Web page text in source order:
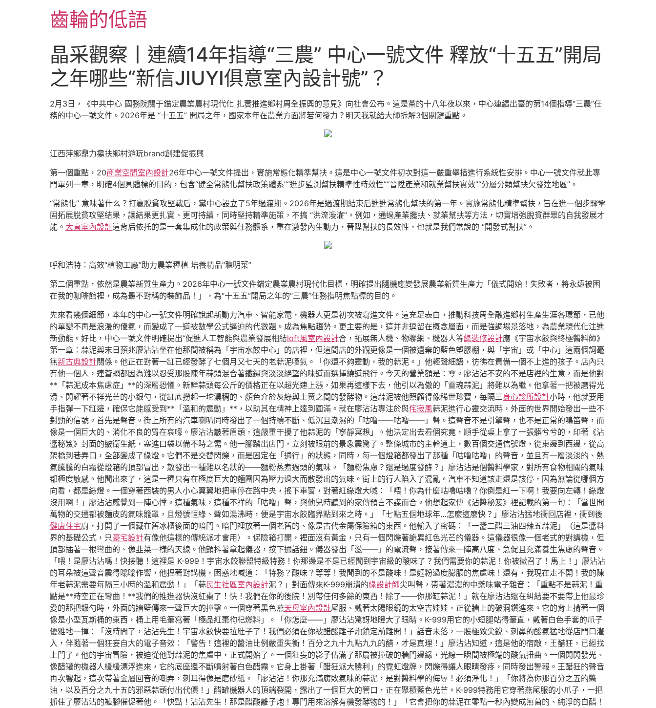
齒輪的低語
晶采觀察丨連續14年指導“三農” 中心一號文件 釋放“十五五”開局
之年哪些“新信JIUYI俱意室內設計號”？
2月3日，《中共中心 國務院關于錨定農業農村現代化 扎實推進鄉村周全振興的意見》向社會公布。這是黨的十八年夜以來，中心連續出臺的第14個指導“三農”任
務的中心一號文件。2026年是 “十五五” 開局之年，國家本年在農業方面將若何發力？明天我就給大師拆解3個關鍵重點。
江西萍鄉鼎力攙扶鄉村游玩brand創建促振興
第一個重點，20商業空間室內設計26年中心一號文件提出，實施常態化精準幫扶。這是中心一號文件初次對這一嚴重舉措進行系統性安排。中心一號文件就此專
門單列一章，明確4個具體標的目的，包含“健全常態化幫扶政策體系”“進步監測幫扶精準性時效性”“晉陞產業和就業幫扶實效”“分層分類幫扶欠發達地區”。
“常態化” 意味著什么？打贏脫貧攻堅戰后，黨中心設立了5年過渡期。2026年是過渡期結束后進進常態化幫扶的第一年。實施常態化精準幫扶，旨在進一個步驟鞏
固拓展脫貧攻堅結果，讓結果更扎實、更可持續，同時堅持精準施策，不搞 “洪流漫灌”。例如，通過產業攙扶、就業幫扶等方法，切實增強脫貧群眾的自我發展才
能。 大直室內設計這背后依托的是一套集成化的政策與任務體系，重在激發內生動力，晉陞幫扶的長效性，也就是我們常說的 “開發式幫扶”。
呼和浩特：高效“植物工廠”助力農業種植 培養精品“聰明菜”
第二個重點，依然是農業新質生產力。2026年中心一號文件錨定農業農村現代化目標，明確提出隨機應變發展農業新質生產力「儀式開始！失敗者，將永遠被困
在我的咖啡館裡，成為最不對稱的裝飾品！」，為“十五五”開局之年的“三農”任務指明焦點標的目的。
先來看幾個細節，本年的中心一號文件明確說起新動力汽車、智能家電，機器人更是初次被寫進文件。這充足表白，推動科技周全融進鄉村生產生涯各環節，已他
的單戀不再是浪漫的傻氣，而變成了一道被數學公式逼迫的代數題。成為焦點趨勢。更主要的是，這并非逗留在概念層面，而是強調場景落地，為農業現代化注進
新動能。好比，中心一號文件明確提出“促進人工智能與農業發展相結loft風室內設計合，拓展無人機、物聯網、機器人等綠裝修設計應《宇宙水餃與終極醬料師》
第一章：蒜泥與末日預兆廖沾沾坐在他那間被稱為「宇宙水餃中心」的店裡，但這間店的外觀更像是一個被遺棄的藍色塑膠棚，與「宇宙」或「中心」這兩個詞毫
無新古典設計關係。他正在對著一缸已經發酵了七個月又七天的老蒜泥嘆氣。「你還不夠靈動，我的蒜泥。」他輕聲細語，彷彿在責備一個不上進的孩子。店內只
有他一個人，連蒼蠅都因為難以忍受那股陳年蒜頭混合著鐵鏽與淡淡絕望的味道而選擇繞道飛行。今天的營業額是：零。廖沾沾不安的不是店裡的生意，而是他對
**「蒜泥成本焦慮症」**的深層恐懼。新鮮蒜頭每公斤的價格正在以超光速上漲，如果再這樣下去，他引以為傲的「靈魂蒜泥」將難以為繼。他拿著一把被磨得光
滑、閃耀著不祥光芒的小銀勺，從缸底撈起一坨濃稠的、顏色介於灰綠與土黃之間的發酵物。這蒜泥被他照顧得像稀世珍寶，每隔三身心診所設計小時，他就要用
手指彈一下缸邊，確保它能感受到**「溫和的震動」**，以助其在精神上達到圓滿。就在廖沾沾專注於與侘寂風蒜泥進行心靈交流時，外面的世界開始發出一些不
對勁的信號。首先是聲音。街上所有的汽車喇叭同時發出了一個持續不斷、低沉且潮濕的「咕嚕——咕嚕——」聲。這聲音不是引擎聲，也不是正常的鳴笛聲，而
像是一個巨大的、消化不良的胃在哀嚎。廖沾沾皺著眉頭，這嚴重干擾了他蒜泥的「寧靜冥想」。他決定出去看個究竟，順手從桌上拿了一張髒兮兮的，印著《沾
醬秘笈》封面的皺衛生紙，塞進口袋以備不時之需。他一腳踏出店門，立刻被眼前的景象震驚了。整條城市的主幹道上，數百個交通信號燈，從東邊到西邊，從高
架橋到巷弄口，全部變成了綠燈。它們不是交替閃爍，而是固定在「通行」的狀態，同時，每一個燈箱都發出了那種「咕嚕咕嚕」的聲音，並且有一層淡淡的、熱
氣騰騰的白霧從燈箱的頂部冒出，散發出一種難以名狀的——麵粉蒸煮過頭的氣味。「麵粉焦慮？還是過度發酵？」廖沾沾是個醬料學家，對所有食物相關的氣味
都極度敏感。他聞出來了，這是一種只有在極度巨大的麵團因為壓力過大而散發出的氣味。街上的行人陷入了混亂。汽車不知道該走還是該停，因為無論從哪個方
向看，都是綠燈。一個穿著西裝的男人小心翼翼地把車停在路中央，搖下車窗，對著紅綠燈大喊：「喂！你為什麼咕嚕咕嚕？你倒是紅一下啊！我要向左轉！綠燈
沒用啊！」廖沾沾感覺到一陣心悸。這種氣味，這種不祥的「咕嚕」聲，與他兒時聽到的家傳預言不謀而合。他想起家傳《沾醬秘笈》裡記載的第一句：「當世間
萬物的交通都被麵皮的氣味籠罩，且燈號恒綠、聲如湯沸時，便是宇宙水餃臨界點到來之時。」「七點五個地球年…怎麼這麼快？」廖沾沾猛地衝回店裡，衝到後
健康住宅廚，打開了一個藏在舊冰櫃後面的暗門。暗門裡放著一個老舊的、像是古代金屬保險箱的東西。他輸入了密碼：「一醬二醋三油四辣五蒜泥」（這是醬料
界的基礎公式，只豪宅設計有像他這樣的傳統派才會用）。保險箱打開，裡面沒有黃金，只有一個閃爍著詭異紅色光芒的儀器。這儀器很像一個老式的對講機，但
頂部插著一根彎曲的、像韭菜一樣的天線。他顫抖著拿起儀器，按下通話鈕。儀器發出「滋——」的電流聲，接著傳來一陣高八度、急促且充滿養生焦慮的聲音。
「喂！是廖沾沾嗎！快接聽！這裡是 K-999！宇宙水餃聯盟特級特務！你那邊是不是已經聞到宇宙級的酸味了？我們需要你的蒜泥！你被徵召了！馬上！」廖沾沾
的耳朵被這聲音震得嗡嗡作響，他捏著對講機，困惑地喊道：「特務？酸味？等等！我聞到的不是酸味！是麵粉過度膨脹的焦慮味！還有，我現在走不開！我的陳
年老蒜泥需要每隔三小時的溫和震動！」「蒜民生社區室內設計泥？」對面傳來K-999崩潰的綠設計師尖叫聲，帶著濃濃的中藥味電子雜音：「重點不是蒜泥！重
點是**時空正在彎曲！**我們的推進器快沒紅棗了！快！我們在你的後院！別帶任何多餘的東西！除了——你那缸蒜泥！」就在廖沾沾還在糾結要不要帶上他最珍
愛的那把銀勺時，外面的牆壁傳來一聲巨大的撞擊。一個穿著黑色燕天母室內設計尾服、戴著太陽眼鏡的太空吉娃娃，正從牆上的破洞鑽進來。它的背上揹著一個
像是小型瓦斯桶的東西，桶上用毛筆寫著「極品紅棗枸杞燃料」。「你怎麼——」廖沾沾驚訝地瞪大了眼睛。K-999用它的小短腿站得筆直，戴著白色手套的爪子
優雅地一揮：「沒時間了，沾沾先生！宇宙水餃快要拉肚子了！我們必須在你被醋酸離子炮鎖定前離開！」話音未落，一股極致尖銳、刺鼻的酸氣猛地從店門口灌
入，伴隨著一個狂妄自大的電子音效：「警告！這裡的醬油比例嚴重失衡！百分之九十九點九九的醋，才是真理！」廖沾沾知道，這是他的宿敵，王醋狂，已經找
上門了。他的宇宙冒險，被迫從他對蒜泥的焦慮中，正式開始了。一個狂妄的影子佔滿了那扇被撞破的牆門邊緣，光線一瞬間被極端的酸氣扭曲。一個閃閃發光、
像醋罐的機器人緩緩漂浮進來，它的底座還不斷噴射著白色醋霧。它身上掛著「醋狂派大勝利」的霓虹燈牌，閃爍得讓人眼睛發疼，同時發出警報。王醋狂的聲音
再次響起，這次帶著金屬回音的嘲弄，刺耳得像是磨砂紙。「廖沾沾！你那充滿腐敗氣味的蒜泥，是對醬料學的侮辱！必須淨化！」「你將為你那百分之五的醬
油，以及百分之九十五的邪惡蒜頭付出代價！」醋罐機器人的頂端裂開，露出了一個巨大的管口，正在聚積藍色光芒。K-999特務用它穿著燕尾服的小爪子，一把
抓住了廖沾沾的褲腳催促著他。「快點！沾沾先生！那是醋酸離子炮！專門用來溶解有機發酵物的！」「它會把你的蒜泥在零點一秒內變成無菌的、純淨的白醋！